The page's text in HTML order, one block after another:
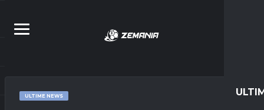
ULTIME NEWS